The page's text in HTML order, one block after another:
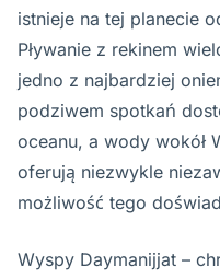
istnieje na tej planecie
Pływanie z rekinem
jedno z najbardziej
podziwem spotkań
oceanu, a wody wokół
oferują niezwykle
możliwość tego
Wyspy Daymanijjat –